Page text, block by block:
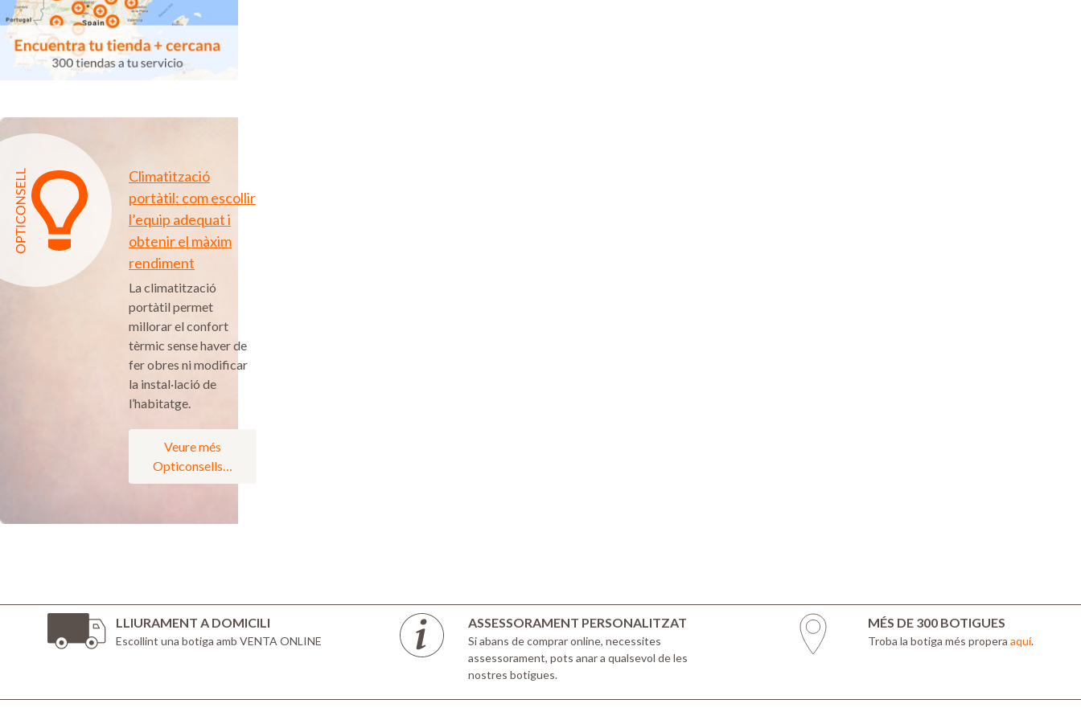
Climatització
portàtil: com escollir
l’equip adequat i
obtenir el màxim
rendiment
La climatització
portàtil permet
millorar el confort
tèrmic sense haver de
fer obres ni modificar
la instal·lació de
l’habitatge.
Veure més
Opticonsells…
LLIURAMENT A DOMICILI
Escollint una botiga amb VENTA ONLINE
ASSESSORAMENT PERSONALITZAT
Si abans de comprar online, necessites
assessorament, pots anar a qualsevol de les
nostres botigues.
MÉS DE 300 BOTIGUES
Troba la botiga més properaaquí.